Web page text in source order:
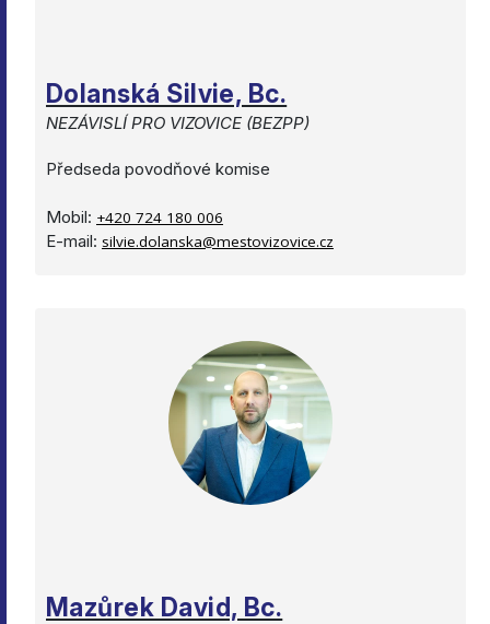
Dolanská Silvie, Bc.
NEZÁVISLÍ PRO VIZOVICE (BEZPP)
Předseda povodňové komise
Mobil: +420 724 180 006
E-mail: silvie.dolanska@mestovizovice.cz
Mazůrek David, Bc.